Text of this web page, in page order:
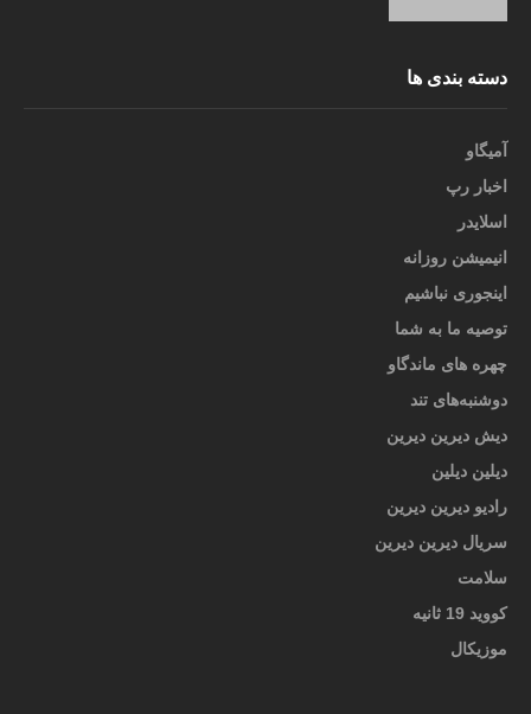
دسته بندی ها
آمیگاو
اخبار رپ
اسلایدر
انیمیشن روزانه
اینجوری نباشیم
توصیه ما به شما
چهره های ماندگاو
دوشنبه‌های تند
دیش دیرین دیرین
دیلین دیلین
رادیو دیرین دیرین
سریال دیرین دیرین
سلامت
کووید 19 ثانیه
موزیکال